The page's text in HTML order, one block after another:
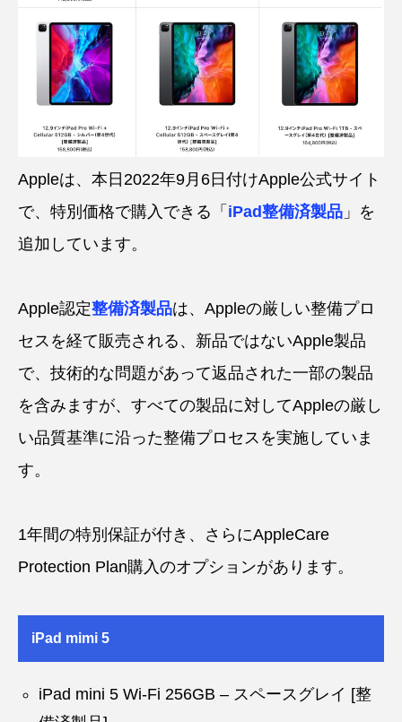
Appleは、本日2022年9月6日付けApple公式サイト
で、特別価格で購入できる「 iPad整備済製品 」を
追加しています。
Apple認定整備済製品は、Appleの厳しい整備プロ
セスを経て販売される、新品ではないApple製品
で、技術的な問題があって返品された一部の製品
を含みますが、すべての製品に対してAppleの厳し
い品質基準に沿った整備プロセスを実施していま
す。
1年間の特別保証が付き、さらにAppleCare
Protection Plan購入のオプションがあります。
iPad mimi 5
iPad mini 5 Wi-Fi 256GB – スペースグレイ [整